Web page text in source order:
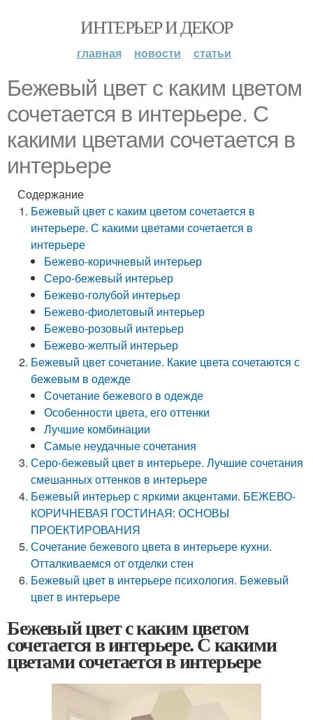
ИНТЕРЬЕР И ДЕКОР
главная новости статьи
Бежевый цвет с каким цветом
сочетается в интерьере. С
какими цветами сочетается в
интерьере
Содержание
Бежевый цвет с каким цветом сочетается в
интерьере. С какими цветами сочетается в
интерьере
Бежево-коричневый интерьер
Серо-бежевый интерьер
Бежево-голубой интерьер
Бежево-фиолетовый интерьер
Бежево-розовый интерьер
Бежево-желтый интерьер
Бежевый цвет сочетание. Какие цвета сочетаются с
бежевым в одежде
Сочетание бежевого в одежде
Особенности цвета, его оттенки
Лучшие комбинации
Самые неудачные сочетания
Серо-бежевый цвет в интерьере. Лучшие сочетания
смешанных оттенков в интерьере
Бежевый интерьер с яркими акцентами. БЕЖЕВО-
КОРИЧНЕВАЯ ГОСТИНАЯ: ОСНОВЫ
ПРОЕКТИРОВАНИЯ
Сочетание бежевого цвета в интерьере кухни.
Отталкиваемся от отделки стен
Бежевый цвет в интерьере психология. Бежевый
цвет в интерьере
Бежевый цвет с каким цветом
сочетается в интерьере. С какими
цветами сочетается в интерьере